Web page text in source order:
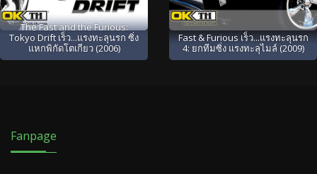
The Fast and the Furious:
Tokyo Drift เร็ว...แรงทะลุนรก ซิ่ง
แหกพิกัดโตเกียว (2006)
Fast & Furious เร็ว...แรงทะลุนรก
4: ยกทีมซิ่ง แรงทะลุไมล์ (2009)
Fanpage